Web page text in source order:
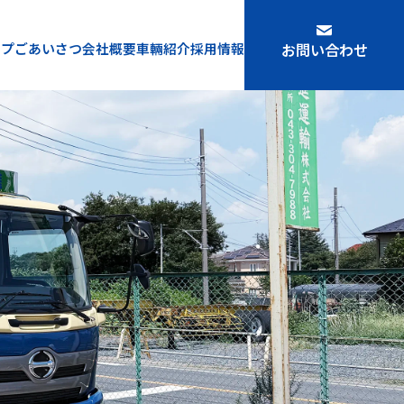
ごあいさつ会社概要車輛紹介採用情報 お問い合わせ